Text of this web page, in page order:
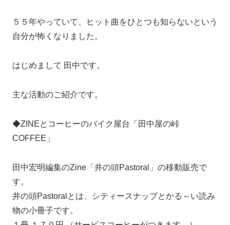
５５年やっていて、ヒット曲をひとつも知らないという
自分が怖くなりました。
はじめまして 田中です。
主な活動のご紹介です。
◆ZINEとコーヒーのバイク屋台「田中屋の峠
COFFEE」
田中宏明編集のZine「井の頭Pastoral」の移動販売で
す。
井の頭Pastoralとは、シティースナップとかる～い読み
物の小冊子です。